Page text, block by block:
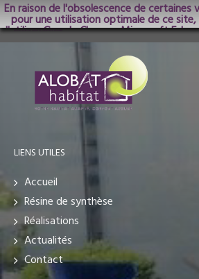
En raison de l'obsolescence de certaines
pour une utilisation optimale de ce site,
d'utiliser Google Chrome; Microsoft
dans les versions les plus
LIENS UTILES
Accueil
Résine de synthèse
Réalisations
Actualités
Contact